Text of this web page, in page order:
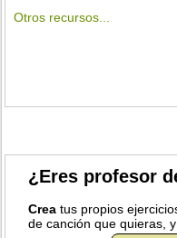
Otros recursos...
¿Eres profesor
Crea tus propios
de canción que quieras,